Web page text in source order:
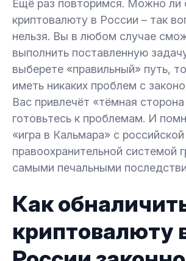
Ещё раз повторимся. Можно ли
криптовалюту в России – так
нельзя. Вы в любом случае
выполнить поставленную
выберете «правильный» путь,
иметь никаких проблем с
Вас привлечёт «тёмная
готовьтесь к проблемам. И
«игра в Кальмара» с российской
правоохранительной системой
самыми печальными
Как
криптовалюту